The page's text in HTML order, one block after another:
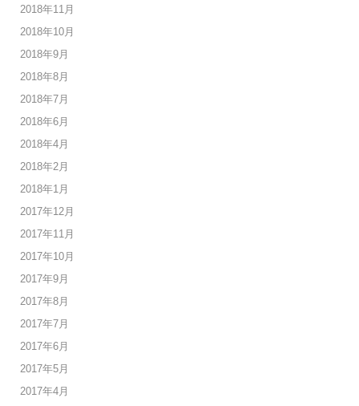
2018年11月
2018年10月
2018年9月
2018年8月
2018年7月
2018年6月
2018年4月
2018年2月
2018年1月
2017年12月
2017年11月
2017年10月
2017年9月
2017年8月
2017年7月
2017年6月
2017年5月
2017年4月